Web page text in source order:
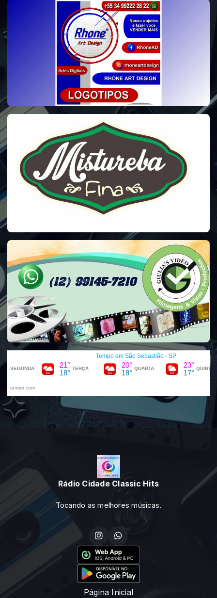
Rádio Cidade Classic Hits
Tocando as melhores músicas.
Página Inicial